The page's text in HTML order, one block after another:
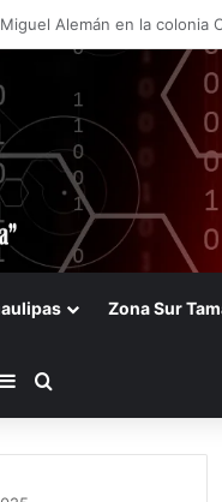
la presentación de
Zona Sur
Barra lateral